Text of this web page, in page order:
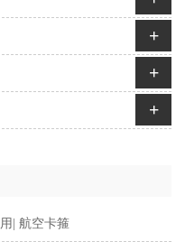
+
+
+
| 航空卡箍